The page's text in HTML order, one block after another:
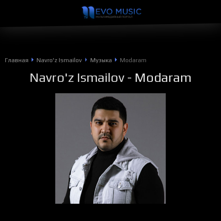
Главная Navro'z Ismailov Музыка Modaram
Navro'z Ismailov - Modaram